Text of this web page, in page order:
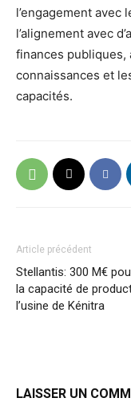
l’engagement
l’alignement avec
finances publiques,
connaissances et
capacités.
Article précédent
Stellantis: 300 M€
la capacité de
l’usine de Kénitra
LAISSER UN